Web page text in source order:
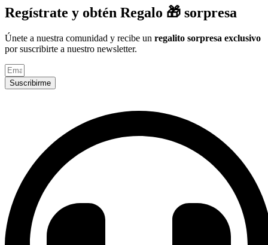
Regístrate y obtén Regalo 🎁 sorpresa
Únete a nuestra comunidad y recibe un regalito sorpresa exclusivo
por suscribirte a nuestro newsletter.
Suscribirme